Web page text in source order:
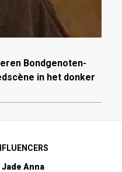
Bondgenoten-
in het donker
Jade Anna